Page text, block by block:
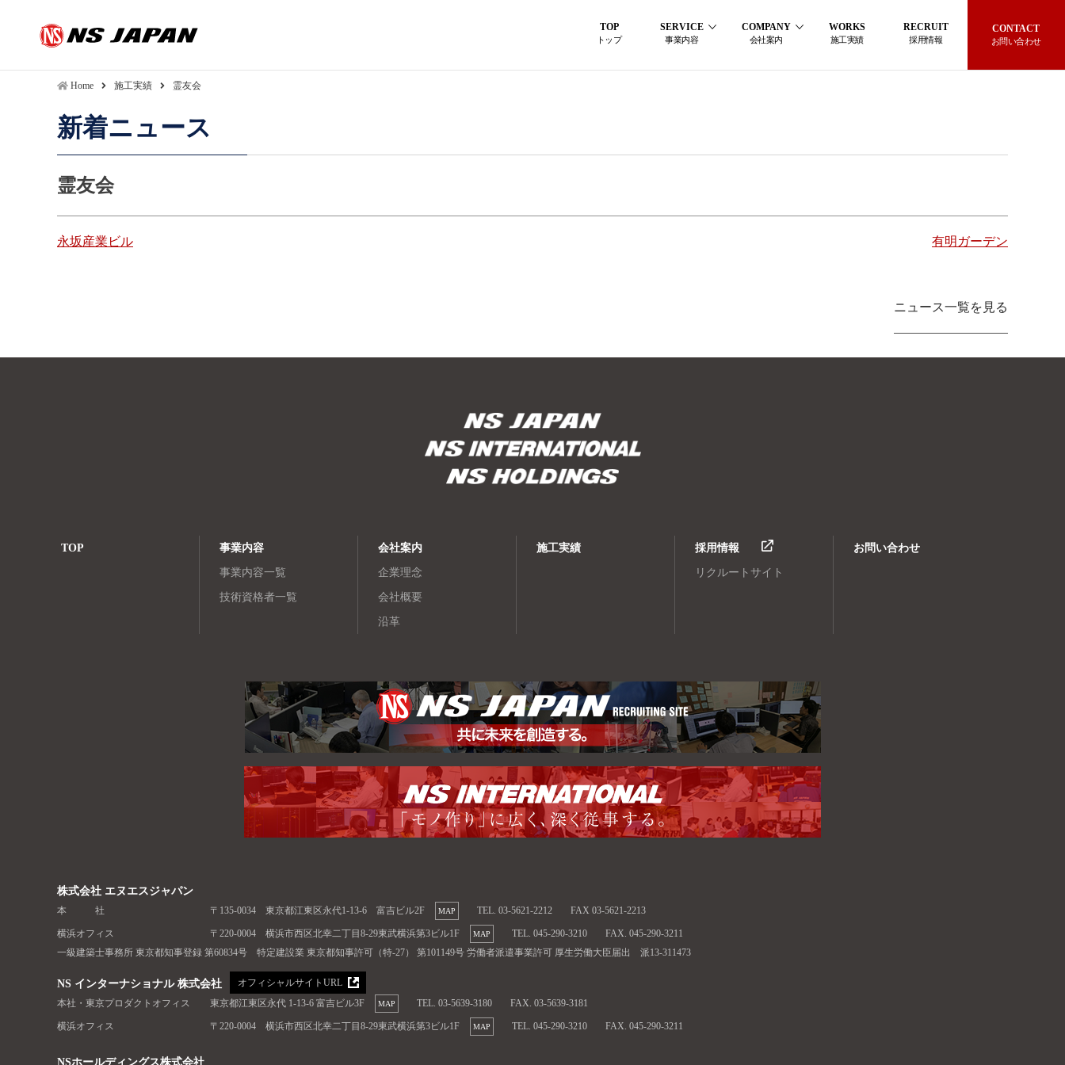
TOP
トップ
SERVICE
事業内容
COMPANY
会社案内
WORKS
施工実績
RECRUIT
採用情報
CONTACT
お問い合わせ
Home 施工実績 霊友会
新着ニュース
霊友会
投
ゲ
永坂産業ビル 有明ガーデン
ニュース一覧を見る
TOP 事業内容
事業内容一覧
技術資格者一覧
会社案内
企業理念
会社概要
沿革
施工実績 採用情報
リクルートサイト
お問い合わせ
株式会社 エヌエスジャパン
本 社 〒135-0034 東京都江東区永代1-13-6 富吉ビル2F MAP TEL. 03-5621-2212 FAX 03-5621-2213
横浜オフィス 〒220-0004 横浜市西区北幸二丁目8-29東武横浜第3ビル1F MAP TEL. 045-290-3210
FAX. 045-290-3211
一級建築士事務所 東京都知事登録 第60834号 特定建設業 東京都知事許可（特-27） 第101149号 労働者派遣事業許可 厚生労働大臣届出 派13-311473
NS インターナショナル 株式会社
オフィシャルサイトURL
本社・東京プロダクトオフィス
東京都江東区永代 1-13-6 富吉ビル3F MAP TEL. 03-5639-3180 FAX. 03-5639-3181
横浜オフィス 〒220-0004 横浜市西区北幸二丁目8-29東武横浜第3ビル1F MAP TEL. 045-290-3210 FAX. 045-290-3211
NSホールディングス株式会社